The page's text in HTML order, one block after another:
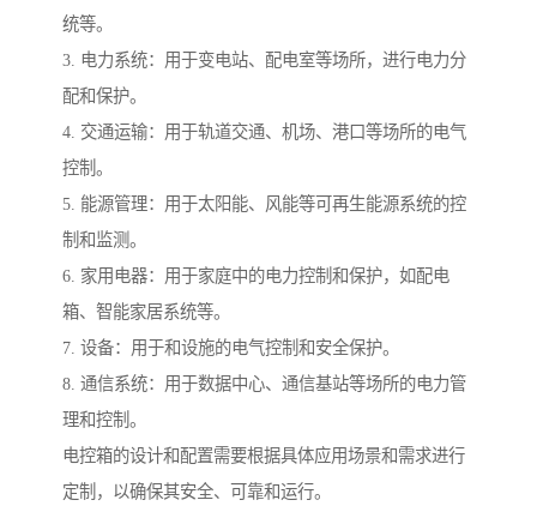
统等。
3. 电力系统：用于变电站、配电室等场所，进行电力分
配和保护。
4. 交通运输：用于轨道交通、机场、港口等场所的电气
控制。
5. 能源管理：用于太阳能、风能等可再生能源系统的控
制和监测。
6. 家用电器：用于家庭中的电力控制和保护，如配电
箱、智能家居系统等。
7. 设备：用于和设施的电气控制和安全保护。
8. 通信系统：用于数据中心、通信基站等场所的电力管
理和控制。
电控箱的设计和配置需要根据具体应用场景和需求进行
定制，以确保其安全、可靠和运行。